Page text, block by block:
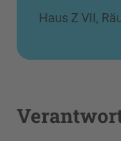
Haus Z VII,